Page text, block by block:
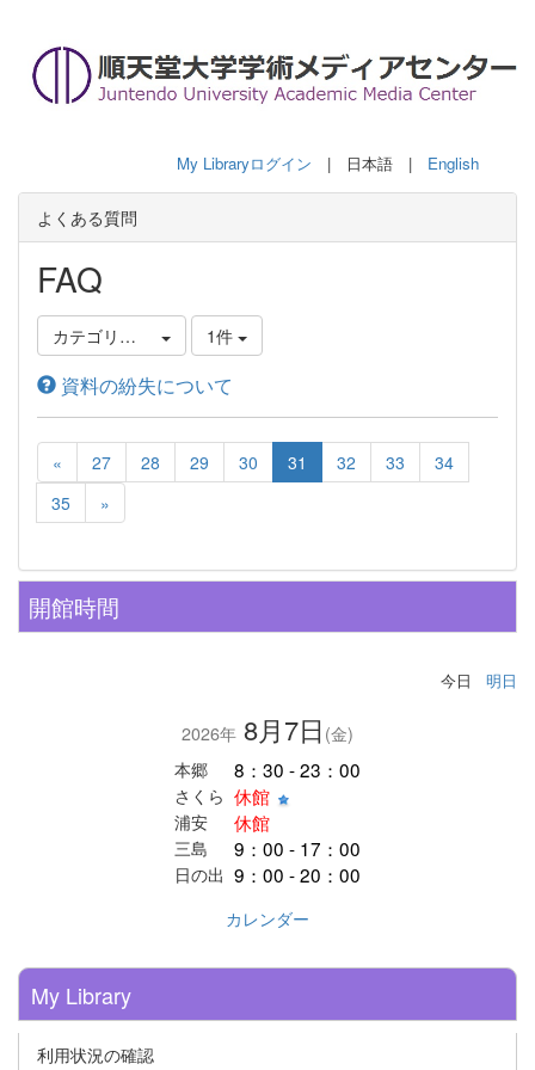
My Libraryログイン | 日本語 | English
よくある質問
FAQ
カテゴリ選択 1件
資料の紛失について
« 27 28 29 30 31 32 33
34
35
»
開館時間
今日 明日
2026年 8月7日 (金)
本郷
8：30 - 23：00
さくら 休館
浦安 休館
三島 9：00 - 17：00
日の出 9：00 - 20：00
カレンダー
My Library
利用状況の確認